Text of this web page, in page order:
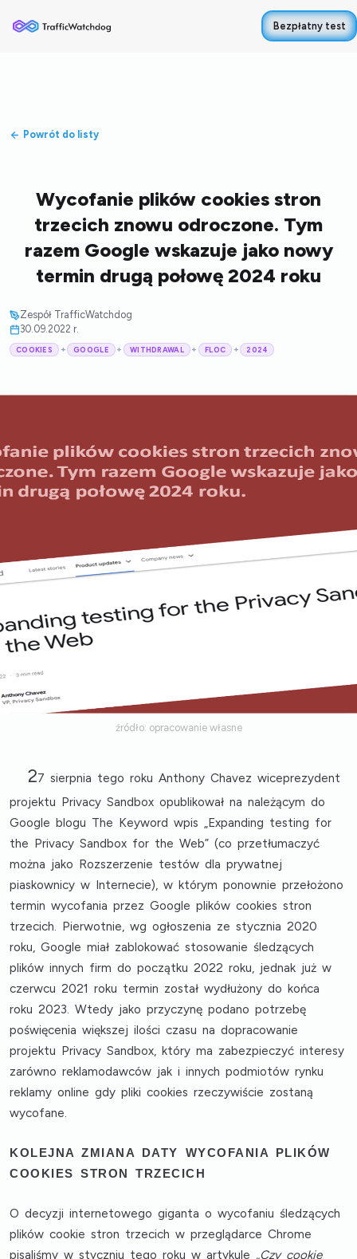
Bezpłatny test
Powrót do listy
Wycofanie plików cookies stron
trzecich znowu odroczone. Tym
razem Google wskazuje jako nowy
termin drugą połowę 2024 roku
Zespół TrafficWatchdog
30.09.2022 r.
COOKIES + GOOGLE + WITHDRAWAL + FLOC + 2024
źródło: opracowanie własne
27 sierpnia tego roku Anthony Chavez wiceprezydent
projektu Privacy Sandbox opublikował na należącym do
Google blogu The Keyword wpis „Expanding testing for
the Privacy Sandbox for the Web” (co przetłumaczyć
można jako Rozszerzenie testów dla prywatnej
piaskownicy w Internecie), w którym ponownie przełożono
termin wycofania przez Google plików cookies stron
trzecich. Pierwotnie, wg ogłoszenia ze stycznia 2020
roku, Google miał zablokować stosowanie śledzących
plików innych firm do początku 2022 roku, jednak już w
czerwcu 2021 roku termin został wydłużony do końca
roku 2023. Wtedy jako przyczynę podano potrzebę
poświęcenia większej ilości czasu na dopracowanie
projektu Privacy Sandbox, który ma zabezpieczyć interesy
zarówno reklamodawców jak i innych podmiotów rynku
reklamy online gdy pliki cookies rzeczywiście zostaną
wycofane.
KOLEJNA ZMIANA DATY WYCOFANIA PLIKÓW
COOKIES STRON TRZECICH
O decyzji internetowego giganta o wycofaniu śledzących
plików cookie stron trzecich w przeglądarce Chrome
pisaliśmy w styczniu tego roku w artykule „Czy cookie